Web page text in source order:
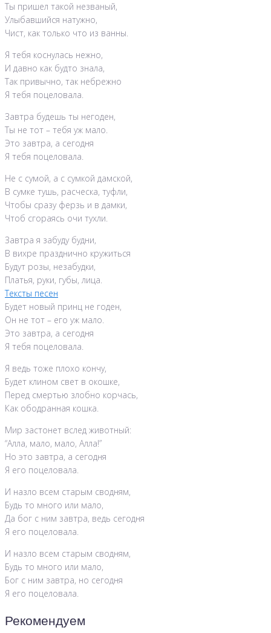
Ты пришел такой незваный,
Улыбавшийся натужно,
Чист, как только что из ванны.
Я тебя коснулась нежно,
И давно как будто знала,
Так привычно, так небрежно
Я тебя поцеловала.
Завтра будешь ты негоден,
Ты не тот – тебя уж мало.
Это завтра, а сегодня
Я тебя поцеловала.
Не с сумой, а с сумкой дамской,
В сумке тушь, расческа, туфли,
Чтобы сразу ферзь и в дамки,
Чтоб сгораясь очи тухли.
Завтра я забуду будни,
В вихре празднично кружиться
Будут розы, незабудки,
Платья, руки, губы, лица.
Тексты песен
Будет новый принц не годен,
Он не тот – его уж мало.
Это завтра, а сегодня
Я тебя поцеловала.
Я ведь тоже плохо кончу,
Будет клином свет в окошке,
Перед смертью злобно корчась,
Как ободранная кошка.
Мир застонет вслед животный:
“Алла, мало, мало, Алла!”
Но это завтра, а сегодня
Я его поцеловала.
И назло всем старым сводням,
Будь то много или мало,
Да бог с ним завтра, ведь сегодня
Я его поцеловала.
И назло всем старым сводням,
Будь то много или мало,
Бог с ним завтра, но сегодня
Я его поцеловала.
Рекомендуем